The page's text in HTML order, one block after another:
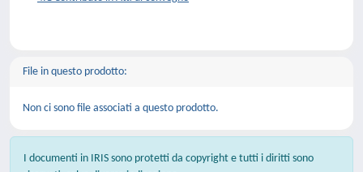
File in questo prodotto:
Non ci sono file associati a questo prodotto.
I documenti in IRIS sono protetti da copyright e tutti i diritti sono